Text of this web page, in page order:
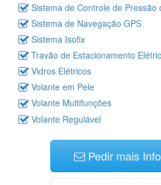
Sistema de Controle de Pressão
Sistema de Navegação GPS
Sistema Isofix
Travão de Estacionamento
Vidros Elétricos
Volante em Pele
Volante Multifunções
Volante Regulável
Pedir mais